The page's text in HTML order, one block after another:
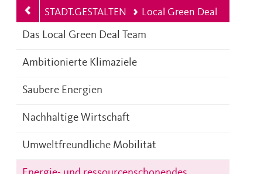
STADT.GESTALTEN Local Green Deal
Das Local Green Deal Team
Ambitionierte Klimaziele
Saubere Energien
Nachhaltige Wirtschaft
Umweltfreundliche Mobilität